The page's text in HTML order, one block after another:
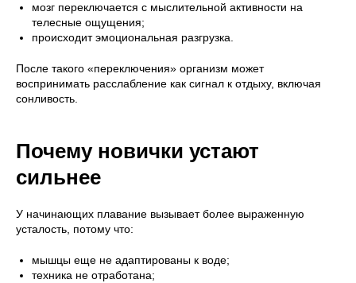
мозг переключается с мыслительной активности на
телесные ощущения;
происходит эмоциональная разгрузка.
После такого «переключения» организм может
воспринимать расслабление как сигнал к отдыху, включая
сонливость.
Почему новички устают
сильнее
У начинающих плавание вызывает более выраженную
усталость, потому что:
мышцы еще не адаптированы к воде;
техника не отработана;